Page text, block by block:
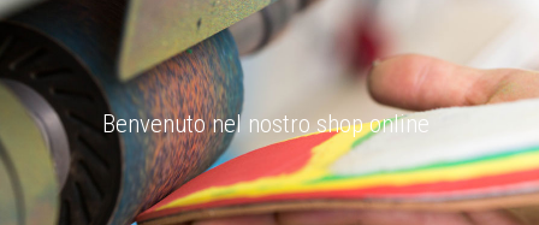
Benvenuto nel nostro shop online